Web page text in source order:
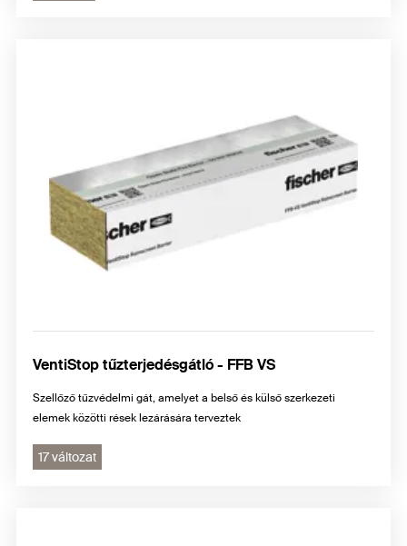
VentiStop tűzterjedésgátló - FFB VS
Szellőző tűzvédelmi gát, amelyet a belső és külső szerkezeti
elemek közötti rések lezárására terveztek
17 változat